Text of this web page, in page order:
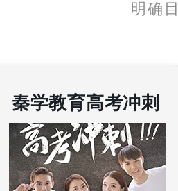
明确
秦学教育高考冲刺